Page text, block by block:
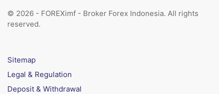
© 2026 - FOREXimf - Broker Forex Indonesia. All rights
reserved.
Sitemap
Legal & Regulation
Deposit & Withdrawal